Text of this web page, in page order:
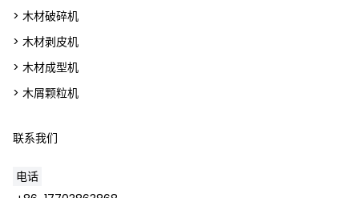
> 木材破碎机
> 木材剥皮机
> 木材成型机
> 木屑颗粒机
联系我们
电话